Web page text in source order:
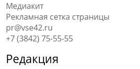
Медиакит
Рекламная сетка страницы
pr@vse42.ru
+7 (3842) 75-55-55
Редакция